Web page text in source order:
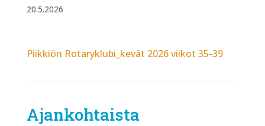
20.5.2026
Piikkiön Rotaryklubi_kevät 2026 viikot 35-39
Ajankohtaista